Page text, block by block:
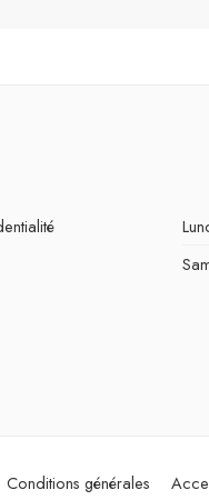
Conditions générales